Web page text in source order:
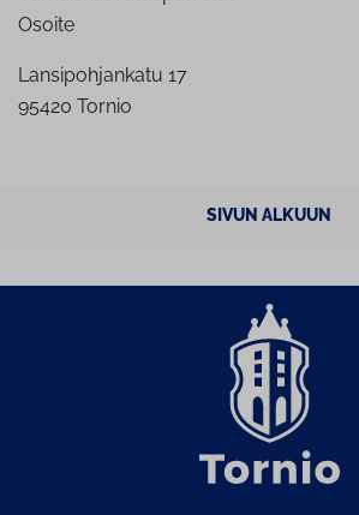
Osoite
Lansipohjankatu 17
95420 Tornio
SIVUN ALKUUN